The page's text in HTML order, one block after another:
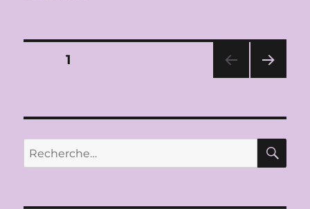
Pagination
publications
PAGE1
ANT
E
Recherche
pour :